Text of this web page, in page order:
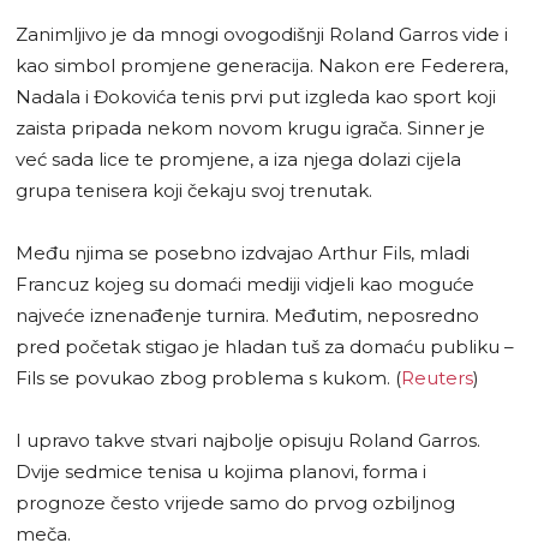
Zanimljivo je da mnogi ovogodišnji Roland Garros vide i
kao simbol promjene generacija. Nakon ere Federera,
Nadala i Đokovića tenis prvi put izgleda kao sport koji
zaista pripada nekom novom krugu igrača. Sinner je
već sada lice te promjene, a iza njega dolazi cijela
grupa tenisera koji čekaju svoj trenutak.
Među njima se posebno izdvajao Arthur Fils, mladi
Francuz kojeg su domaći mediji vidjeli kao moguće
najveće iznenađenje turnira. Međutim, neposredno
pred početak stigao je hladan tuš za domaću publiku –
Fils se povukao zbog problema s kukom. (Reuters)
I upravo takve stvari najbolje opisuju Roland Garros.
Dvije sedmice tenisa u kojima planovi, forma i
prognoze često vrijede samo do prvog ozbiljnog
meča.